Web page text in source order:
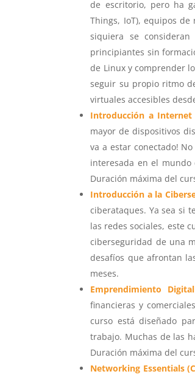
de escritorio, pero ha
Things, IoT), equipos
siquiera se
principiantes sin
de Linux y comprender
seguir su propio ritmo
virtuales accesibles
Introducción a Internet
mayor de dispositivos
va a estar conectado!
interesada en el mundo
Duración máxima del
Introducción a la
ciberataques. Ya sea si
las redes sociales, este
ciberseguridad de una
desafíos que afrontan
meses.
Emprendimiento Digital
financieras y
curso está diseñado
trabajo. Muchas de las
Duración máxima del
Networking Essentials